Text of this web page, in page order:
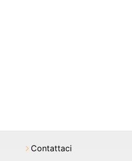
Contattaci